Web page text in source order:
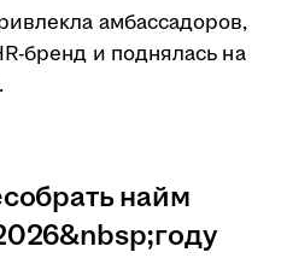
амбассадоров,
бренд и поднялась на
найм